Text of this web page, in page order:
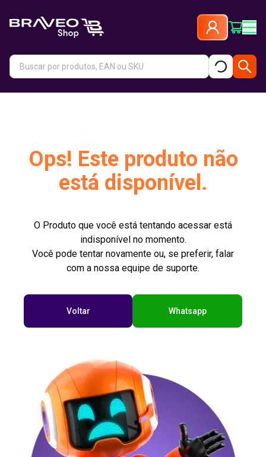
Ops! Este produto não
está disponível.
O Produto que você está tentando acessar está
indisponível no momento.
Você pode tentar novamente ou, se preferir, falar
com a nossa equipe de suporte.
Voltar Whatsapp